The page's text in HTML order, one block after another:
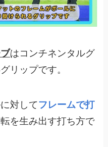
はコンチネンタルグ
リップです。
対してフレームで打
を生み出す打ち方で